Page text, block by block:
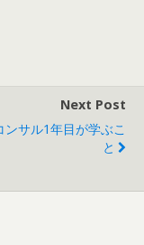
Next Post
ンサル1年目が学ぶこ
と